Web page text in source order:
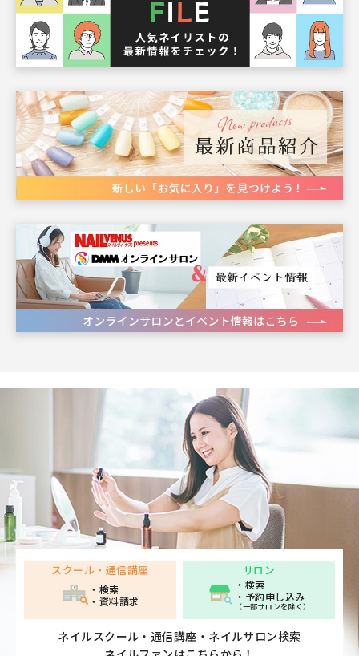
スクール・通信講座
・検索
・資料請求
サロン
・検索
・予約申し込み
（一部サロンを除く）
ネイルスクール・通信講座・ネイルサロン検索